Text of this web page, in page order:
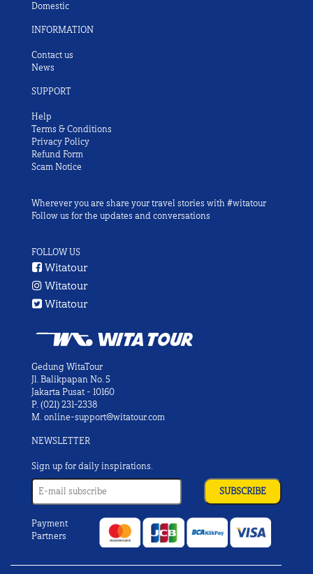
Domestic
INFORMATION
Contact us
News
SUPPORT
Help
Terms & Conditions
Privacy Policy
Refund Form
Scam Notice
Wherever you are share your travel stories with #witatour
Follow us for the updates and conversations
FOLLOW US
Witatour
Witatour
Witatour
Gedung WitaTour
Jl. Balikpapan No. 5
Jakarta Pusat - 10160
P. (021) 231-2338
M. online-support@witatour.com
NEWSLETTER
Sign up for daily inspirations.
Payment
Partners